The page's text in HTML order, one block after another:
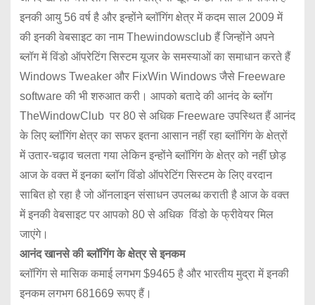
इनकी आयु 56 वर्ष है और इन्होंने ब्लॉगिंग क्षेत्र में कदम साल 2009 में
की इनकी वेबसाइट का नाम Thewindowsclub हैं जिन्होंने अपने
ब्लॉग में विंडो ऑपरेटिंग सिस्टम यूजर के समस्याओं का समाधान करते हैं
Windows Tweaker और FixWin Windows जैसे Freeware
software की भी शरुआत करी। आपको बतादे की आनंद के ब्लॉग
TheWindowClub पर 80 से अधिक Freeware उपस्थित हैं आनंद
के लिए ब्लॉगिंग क्षेत्र का सफर इतना आसान नहीं रहा ब्लॉगिंग के क्षेत्रों
में उतार-चढ़ाव चलता गया लेकिन इन्होंने ब्लॉगिंग के क्षेत्र को नहीं छोड़
आज के वक्त में इनका ब्लॉग विंडो ऑपरेटिंग सिस्टम के लिए वरदान
साबित हो रहा है जो ऑनलाइन संसाधन उपलब्ध कराती है आज के वक्त
में इनकी वेबसाइट पर आपको 80 से अधिक विंडो के फ्रीवेयर मिल
जाएंगे।
आनंद खानसे की ब्लॉगिंग के क्षेत्र से इनकम
ब्लॉगिंग से मासिक कमाई लगभग $9465 है और भारतीय मुद्रा में इनकी
इनकम लगभग 681669 रूपए हैं।